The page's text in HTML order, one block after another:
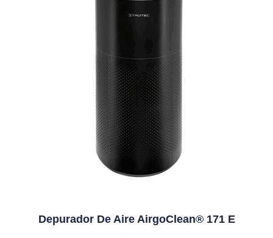
Depurador De Aire AirgoClean® 171 E